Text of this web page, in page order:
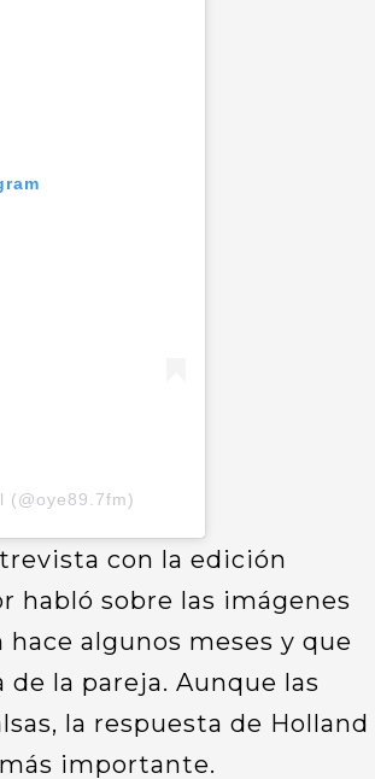
(@oye89.7fm)
con la edición
habló sobre las imágenes
algunos meses y que
la pareja. Aunque las
la respuesta de Holland
importante.